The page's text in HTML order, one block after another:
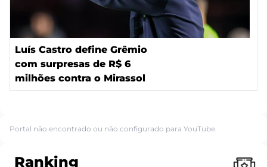
Luís Castro define Grêmio
com surpresas de R$ 6
milhões contra o Mirassol
Portal não encontrado ou não configurado para YouTube.
Ranking